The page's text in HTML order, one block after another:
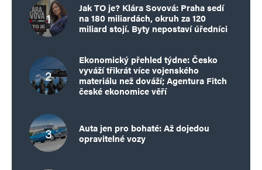
Jak TO je? Klára Sovová: Praha sedí
na 180 miliardách, okruh za 120
miliard stojí. Byty nepostaví úředníci
Ekonomický přehled týdne: Česko
vyváží třikrát více vojenského
materiálu než dováží; Agentura Fitch
české ekonomice věří
Auta jen pro bohaté: Až dojedou
opravitelné vozy